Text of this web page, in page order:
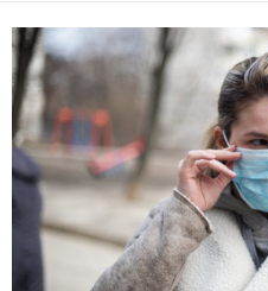
Contact